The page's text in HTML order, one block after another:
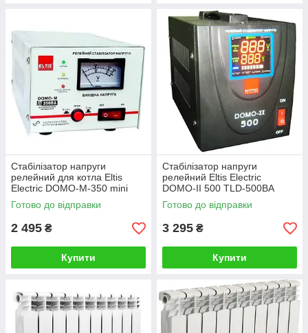
Стабілізатор напруги
релейний для котла Eltis
Electric DOMO-M-350 mini
0,35кВА, з аналоговим
вольтметром
Готово до відправки
2 495 ₴
Купити
Стабілізатор напруги
релейний Eltis Electric
DOMO-II 500 TLD-500ВА
0,5кВА LED
Готово до відправки
3 295 ₴
Купити